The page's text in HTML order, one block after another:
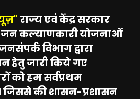
राज्य एवं केंद्र सरकार
जन कल्याणकारी योजनाओं
विभाग द्वारा
हेतु जारी किये गए
को हम सर्वप्रथम
जिससे की शासन-प्रशासन